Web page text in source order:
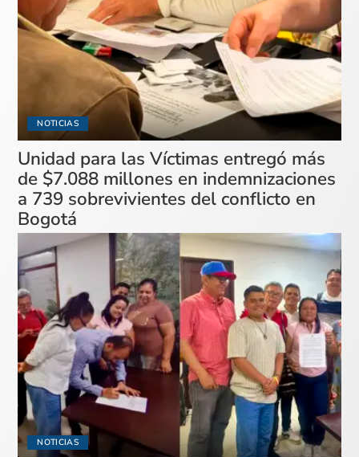
NOTICIAS
Unidad para las Víctimas entregó más
de $7.088 millones en indemnizaciones
a 739 sobrevivientes del conflicto en
Bogotá
NOTICIAS